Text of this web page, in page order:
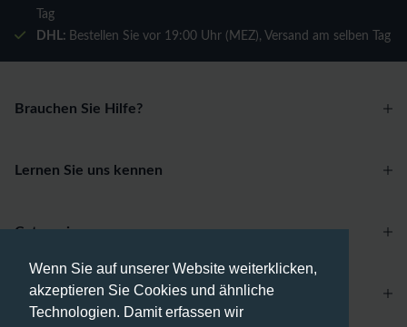
Wenn Sie auf unserer Website weiterklicken,
akzeptieren Sie Cookies und ähnliche
Technologien. Damit erfassen wir
Tag
DHL: Bestellen Sie vor 19:00 Uhr (MEZ), Versand am selben Tag
Brauchen Sie Hilfe?
Lernen Sie uns kennen
Categories
Account